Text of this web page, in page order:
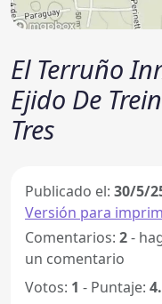
El Terruño
Ejido De
Tres
Publicado el: 30/5/
Versión para
Comentarios: 2-
un comentario
Votos: 1 - Puntaje: